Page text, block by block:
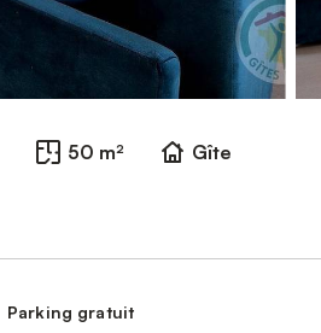
50 m²
Gîte
Parking gratuit